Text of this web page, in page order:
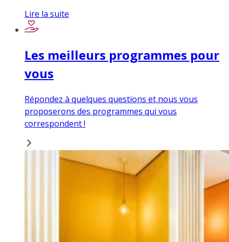
Lire la suite
Les meilleurs programmes pour
vous
Répondez à quelques questions et nous vous
proposerons des programmes qui vous
correspondent !